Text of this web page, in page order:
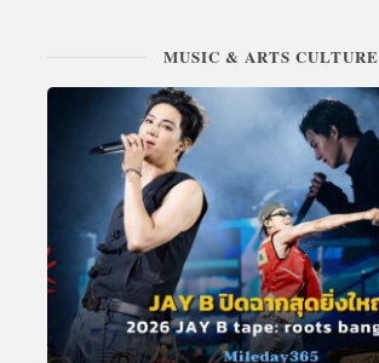
MUSIC & ARTS CULTURE